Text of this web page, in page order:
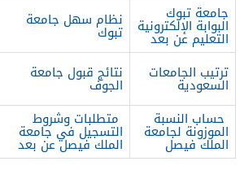
جامعة تبوك
البوابة الإلكترونية
التعليم عن بعد
نظام سهل جامعة
تبوك
ترتيب الجامعات
السعودية
نتائج قبول جامعة
الجوف
حساب النسبة
الموزونة لجامعة
الملك فيصل
متطلبات وشروط
التسجيل في جامعة
الملك فيصل عن بعد